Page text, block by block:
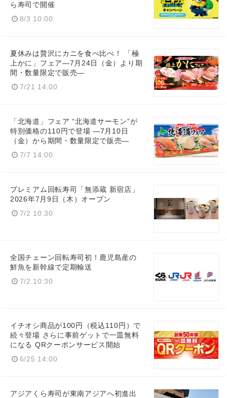
ら寿司で開催
8/3 10:00
夏休みは贅沢にカニを食べ比べ！ 「極
上かに」フェア―7月24日（金）より期
間・数量限定で販売―
7/21 14:00
「北海道」フェア “北海道サーモン”が
特別価格の110円で登場 ―7月10日
（金）から期間・数量限定で販売―
7/7 14:00
プレミアム回転寿司「無添蔵 新宿店」
2026年7月9日（木）オープン
7/2 10:30
全国チェーン回転寿司初！鹿児島産の
鮮魚を新幹線で定期輸送
7/2 10:30
イチオシ商品が100円（税込110円）で
続々登場 さらに事前ゲットで一皿無料
になる QRクーポンサービス開始
6/25 14:00
アジアくら寿司が東南アジアへ初進出